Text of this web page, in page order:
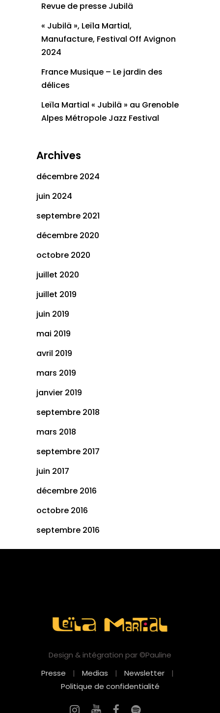
Revue de presse Jubilä
« Jubilä », Leïla Martial,
Manufacture, Festival Off Avignon
2024
France Musique – Le jardin des
délices
Leïla Martial « Jubilä » au Grenoble
Alpes Métropole Jazz Festival
Archives
décembre 2024
juin 2024
septembre 2021
décembre 2020
octobre 2020
juillet 2020
juillet 2019
juin 2019
mai 2019
avril 2019
mars 2019
janvier 2019
septembre 2018
mars 2018
septembre 2017
juin 2017
décembre 2016
octobre 2016
septembre 2016
Design & intégration par ©Pauline
Presse
| Medias | Newsletter
|
Politique de confidentialité